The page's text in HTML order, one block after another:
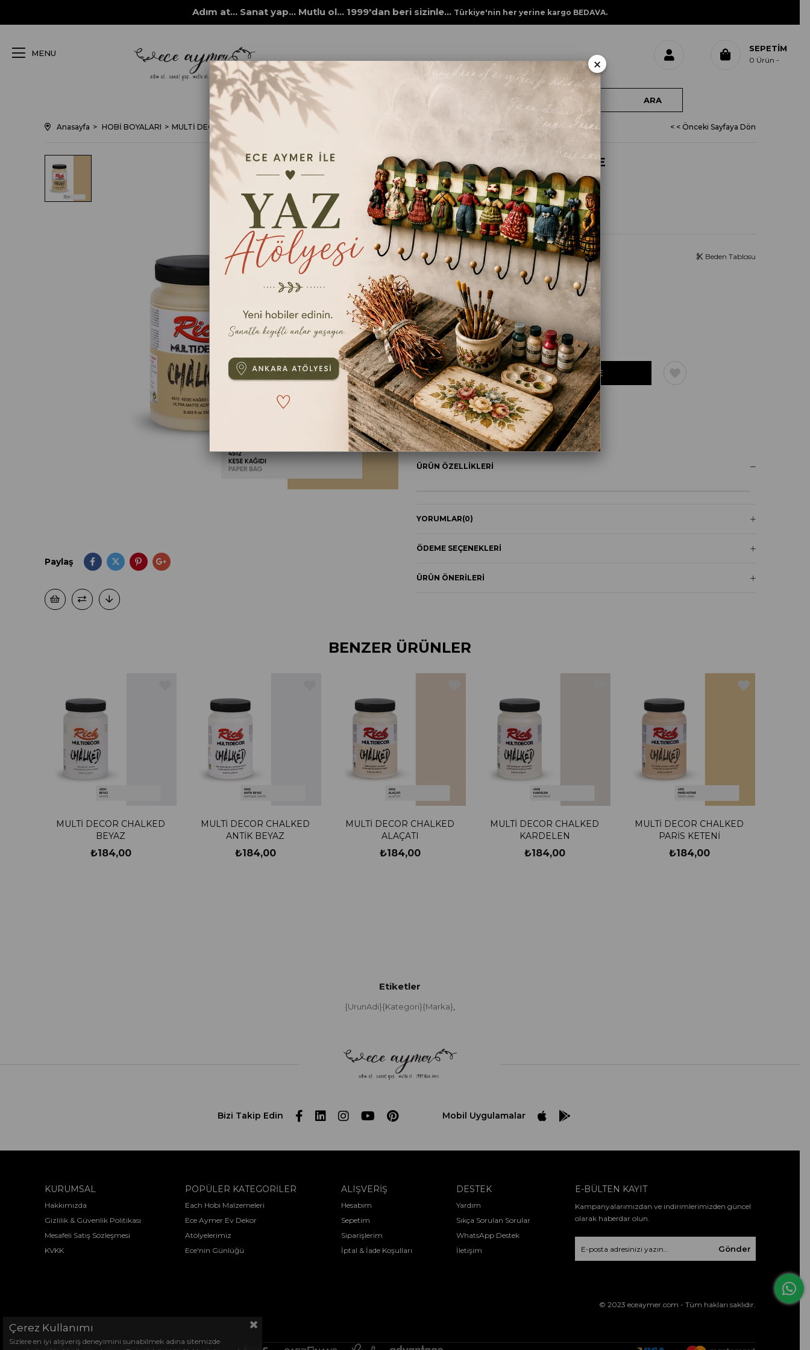
Adım at... Sanat yap... Mutlu ol... 1999'dan beri sizinle... Türkiye'nin her yerine kargo BEDAVA.
MENU SEPETIM
0 Ürün
Anasayfa HOBİ BOYALARI MULTİ DECOR CHALKED boyaları MULTİ DECOR CHALKED 4512 KESE KAĞIDI < < Önceki Sayfaya Dön
Paylaş
MULTİ DECOR CHALKED 4512 KESE
KAĞIDI
₺184,00
Renk
KESE KAĞIDI
Beden Tablosu
ebat
250cc
TAVSIYE ET YORUM YAZ
ÜRÜN ÖZELLIKLERI
YORUMLAR(0)
ÖDEME SEÇENEKLERI
ÜRÜN ÖNERILERI
BENZER ÜRÜNLER
MULTİ DECOR CHALKED
BEYAZ
₺184,00
MULTİ DECOR CHALKED
ANTİK BEYAZ
₺184,00
MULTİ DECOR CHALKED
ALAÇATI
₺184,00
MULTİ DECOR CHALKED
KARDELEN
₺184,00
MULTİ DECOR CHALKED
PARİS KETENİ
₺184,00
Etiketler
{UrunAdi}{Kategori}{Marka},
Bizi Takip Edin Mobil Uygulamalar
KURUMSAL
Hakkımızda
Gizlilik & Güvenlik Politikası
Mesafeli Satış Sözleşmesi
KVKK
POPÜLER KATEGORİLER
Each Hobi Malzemeleri
Ece Aymer Ev Dekor
Atölyelerimiz
Ece'nin Günlüğü
ALIŞVERİŞ
Hesabım
Sepetim
Siparişlerim
İptal & İade Koşulları
DESTEK
Yardım
Sıkça Sorulan Sorular
WhatsApp Destek
İletişim
E-BÜLTEN KAYIT
Kampanyalarımızdan ve indirimlerimizden güncel
olarak haberdar olun.
Gönder
© 2023 eceaymer.com - Tüm hakları saklıdır.
Çerez Kullanımı
Sizlere en iyi alışveriş deneyimini sunabilmek adına sitemizde
×